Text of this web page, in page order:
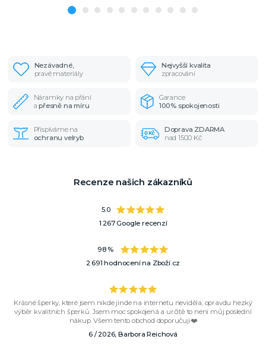
Nezávadné,
pravé materiály
Nejvyšší kvalita
zpracování
Náramky na přání
apřesně na míru
Garance
100% spokojenosti
Přispíváme na
ochranu velryb
Doprava ZDARMA
nad 1500 Kč
Recenze našich zákazníků
5.0
1 267 Google recenzí
98 %
2 691 hodnocení na Zboží.cz
Krásné šperky, které jsem nikde jinde na internetu neviděla, opravdu hezký
výběr kvalitních šperků. Jsem moc spokojená a určitě to není můj poslední
nákup. Všem tento obchod doporučuji❤️
6 / 2026, Barbora Reichová